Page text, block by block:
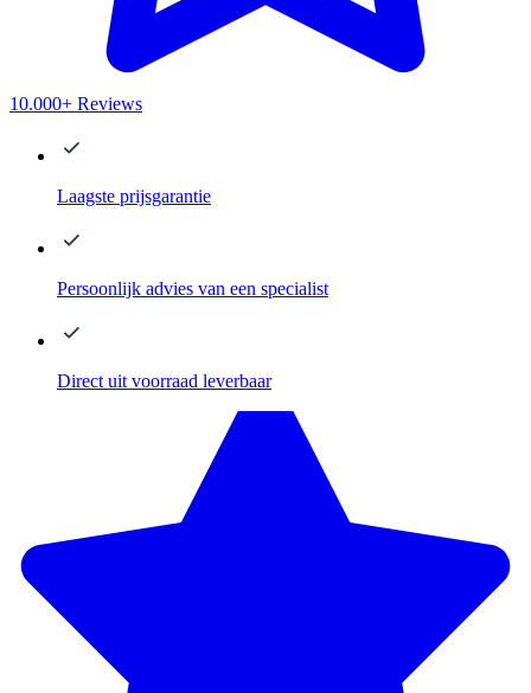
10.000+ Reviews
Laagste prijsgarantie
Persoonlijk advies van een specialist
Direct uit voorraad leverbaar